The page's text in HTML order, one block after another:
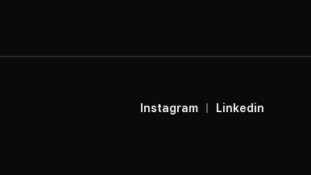
Instagram Linkedin